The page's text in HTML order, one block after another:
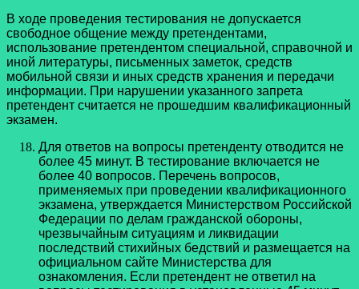
В ходе проведения тестирования не допускается
свободное общение между претендентами,
использование претендентом специальной, справочной и
иной литературы, письменных заметок, средств
мобильной связи и иных средств хранения и передачи
информации. При нарушении указанного запрета
претендент считается не прошедшим квалификационный
экзамен.
Для ответов на вопросы претенденту отводится не
более 45 минут. В тестирование включается не
более 40 вопросов. Перечень вопросов,
применяемых при проведении квалификационного
экзамена, утверждается Министерством Российской
Федерации по делам гражданской обороны,
чрезвычайным ситуациям и ликвидации
последствий стихийных бедствий и размещается на
официальном сайте Министерства для
ознакомления. Если претендент не ответил на